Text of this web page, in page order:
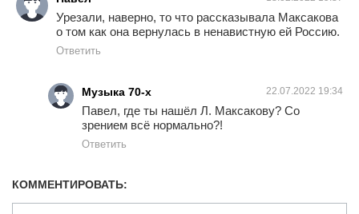
Урезали, наверно, то что рассказывала Максакова
о том как она вернулась в ненавистную ей Россию.
Ответить
Музыка 70-х 22.07.2022 19:34
Павел, где ты нашёл Л. Максакову? Со
зрением всё нормально?!
Ответить
КОММЕНТИРОВАТЬ: